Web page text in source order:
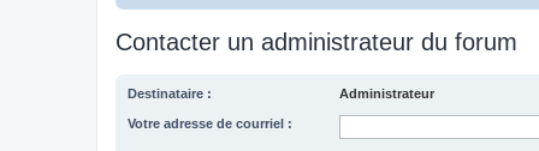
Contacter un administrateur du forum
Destinataire : Administrateur
Votre adresse de courriel :